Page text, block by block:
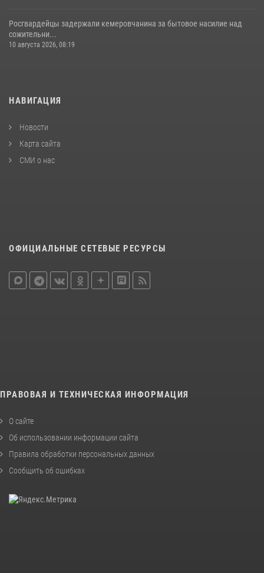
Росгвардейцы задержали кемеровчанина за бытовое насилие над
сожительни...
10 августа 2026, 08:19
НАВИГАЦИЯ
Новости
Карта сайта
СМИ о нас
ОФИЦИАЛЬНЫЕ СЕТЕВЫЕ РЕСУРСЫ
ПРАВОВАЯ И ТЕХНИЧЕСКАЯ ИНФОРМАЦИЯ
О сайте
Об использовании информации сайта
Правила обработки персональных данных
Сообщить об ошибках